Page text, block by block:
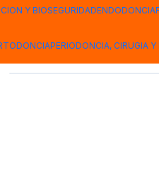
Y BIOSEGURIDADENDODONCIA
PERIODONCIA, CIRUGIA Y